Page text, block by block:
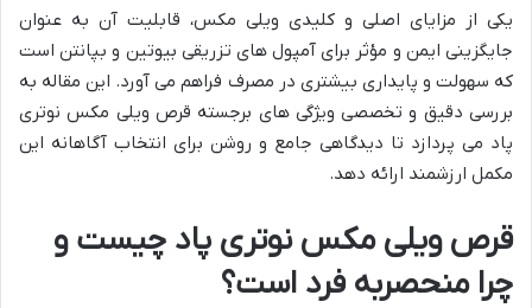
یکی از مزایای اصلی و کلیدی ویلی مکس، قابلیت آن به عنوان
جایگزینی ایمن و مؤثر برای آمپول های تزریقی بیوتین و بپانتن است
که سهولت و پایداری بیشتری در مصرف فراهم می آورد. این مقاله به
بررسی دقیق و تخصصی ویژگی های برجسته قرص ویلی مکس نوتری
پاد می پردازد تا دیدگاهی جامع و روشن برای انتخاب آگاهانه این
مکمل ارزشمند ارائه دهد.
قرص ویلی مکس نوتری پاد چیست و
چرا منحصربه فرد است؟